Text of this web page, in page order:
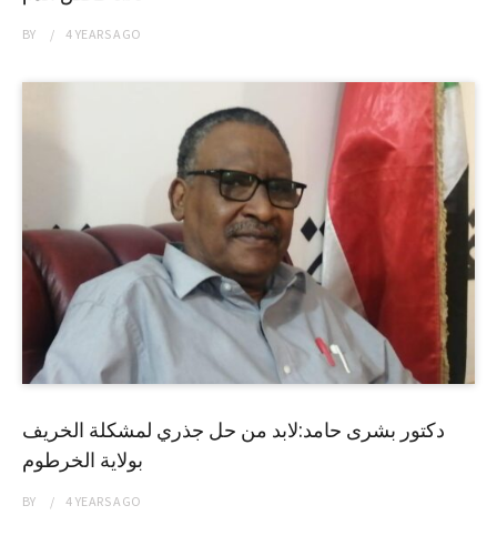
BY 4 YEARSAGO
دكتور بشرى حامد:لابد من حل جذري لمشكلة الخريف
بولاية الخرطوم
BY 4 YEARSAGO